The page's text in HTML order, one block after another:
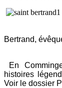
Bertrand,
En
histoires
Voir le dossier